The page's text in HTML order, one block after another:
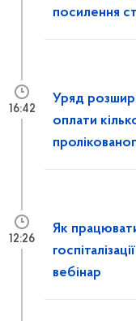
посилення
Уряд
оплати
16:42
Як
вебінар
12:26